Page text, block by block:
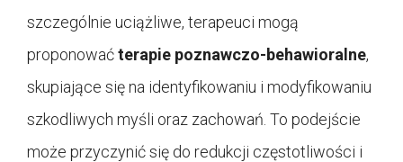
szczególnie uciążliwe, terapeuci mogą
proponowaćterapie poznawczo-behawioralne,
skupiające się na identyfikowaniu i modyfikowaniu
szkodliwych myśli oraz zachowań. To podejście
może przyczynić się do redukcji częstotliwości i